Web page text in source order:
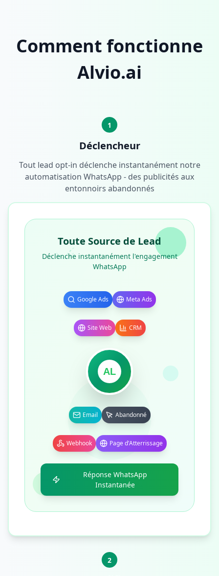
Comment fonctionne
Alvio.ai
1
Déclencheur
Tout lead opt-in déclenche instantanément notre
automatisation WhatsApp - des publicités aux
entonnoirs abandonnés
Toute Source de Lead
Déclenche instantanément l'engagement
WhatsApp
Google Ads Meta Ads
Site Web CRM
AL
Email Abandonné
Webhook Page d'Atterrissage
Réponse WhatsApp
Instantanée
2